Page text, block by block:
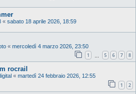
« sabato 18 aprile 2026, 18:59
« mercoledì 4 marzo 2026, 23:50
1 5 6 7 8
rocrail
« martedì 24 febbraio 2026, 12:55
1 2